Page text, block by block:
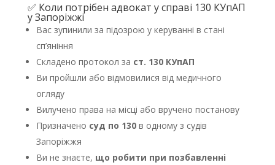
✅ Коли потрібен адвокат у справі 130 КУпАП
у Запоріжжі
Вас зупинили за підозрою у керуванні в стані
сп’яніння
Складено протокол за ст. 130 КУпАП
Ви пройшли або відмовилися від медичного
огляду
Вилучено права на місці або вручено постанову
Призначено суд по 130в одному з судів
Запоріжжя
Ви не знаєте, що робити при позбавленні